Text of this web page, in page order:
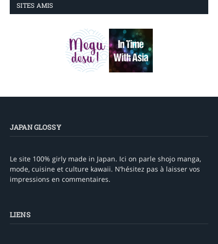
SITES AMIS
JAPAN GLOSSY
Le site 100% girly made in Japan. Ici on parle shojo manga,
mode, cuisine et culture kawaii. N’hésitez pas à laisser vos
impressions en commentaires.
LIENS